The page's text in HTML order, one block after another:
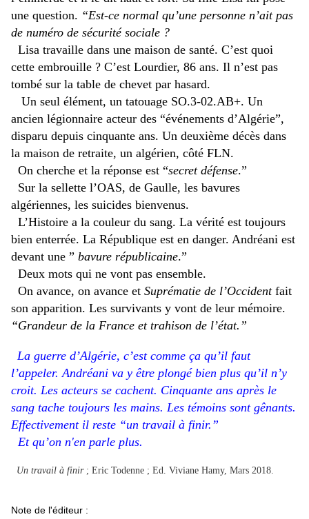
une question. “Est-ce normal qu’une personne n’​ai​t pas
de numéro de sécurité sociale ?
Lisa travaille dans une maison de santé. C’est quoi
cette embrouille ? C’est Lourdier, 86 ans. Il n’est pas
tombé sur la table de chevet par hasard.
Un seul élément, un tatouage SO.3-02.AB+. Un
ancien légionnaire acteur des “événements d’Algérie”,
disparu depuis cinquante ans. Un deuxième décès dans
la maison de retraite, un algérien, côté FLN.
On cherche et la réponse est “secret défense.”
Sur la sellette l’OAS, de Gaulle, les bavures
algériennes, les suicides bienvenus.
L’Histoire a la couleur du sang. La vérité est toujours
bien enterrée. La République est en danger. Andréani est
devant une ” bavure républicaine.”
Deux mots qui ne vont pas ensemble.
On avance, on avance et Suprématie de l’Occidentfait
son apparition. Les survivants y vont de leur mémoire.
“Grandeur de la France et trahison de l’état.”
La guerre d’Algérie, c’est comme ça qu’il faut
l’appeler. Andréani va y être plongé bien plus qu’il n’y
croit. Les acteurs se cachent. Cinquante ans après le
sang tache toujours les mains. Les témoins sont gênants.
Effectivement il reste “un travail à finir.”
Et qu’on ​n'​en parle plus.
Un travail à finir ; Eric Todenne ; Ed. Viviane Hamy, Mars 2018.
Note de l'éditeur :